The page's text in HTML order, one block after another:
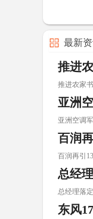
最新
推进
推进农家
亚洲
亚洲空调
百润
百润再引
总经
总经理落
东风